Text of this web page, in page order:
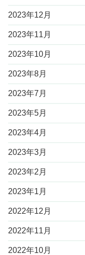
2023年12月
2023年11月
2023年10月
2023年8月
2023年7月
2023年5月
2023年4月
2023年3月
2023年2月
2023年1月
2022年12月
2022年11月
2022年10月